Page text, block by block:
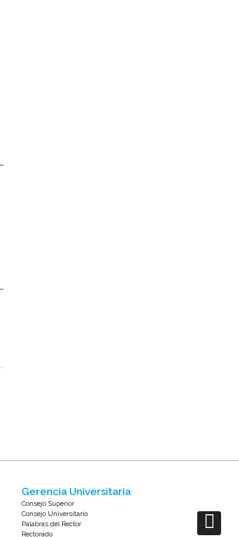
Gerencia Universitaria
Consejo Superior
Consejo Universitario
Palabras del Rector
Rectorado